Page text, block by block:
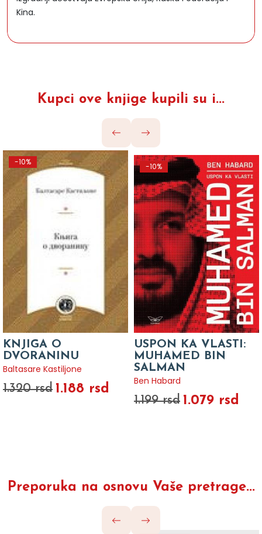
Kina.
Kupci ove knjige kupili su i...
-10%
KNJIGA O
DVORANINU
Baltasare Kastiljone
1.320 rsd 1.188 rsd
-10%
USPON KA VLASTI:
MUHAMED BIN
SALMAN
Ben Habard
1.199 rsd 1.079 rsd
Preporuka na osnovu Vaše pretrage...